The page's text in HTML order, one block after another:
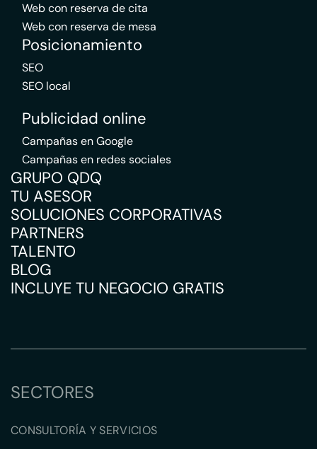
Web con reserva de cita
Web con reserva de mesa
Posicionamiento
SEO
SEO local
Publicidad online
Campañas en Google
Campañas en redes sociales
GRUPO QDQ
TU ASESOR
SOLUCIONES CORPORATIVAS
PARTNERS
TALENTO
BLOG
INCLUYE TU NEGOCIO GRATIS
SECTORES
CONSULTORÍA Y SERVICIOS